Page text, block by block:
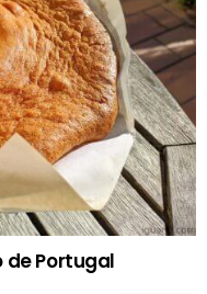
de Portugal